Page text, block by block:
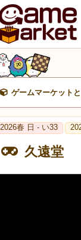
ゲームマーケット
2026春 日 - い33
久遠堂